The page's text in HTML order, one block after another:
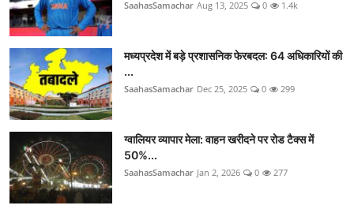
SaahasSamachar Aug 13, 2025 0 1.4k
मध्यप्रदेश में बड़े प्रशासनिक फेरबदल: 64 अधिकारियों की
...
SaahasSamachar Dec 25, 2025 0 299
ग्वालियर व्यापार मेला: वाहन खरीदने पर रोड टैक्स में
50%...
SaahasSamachar Jan 2, 2026 0 277